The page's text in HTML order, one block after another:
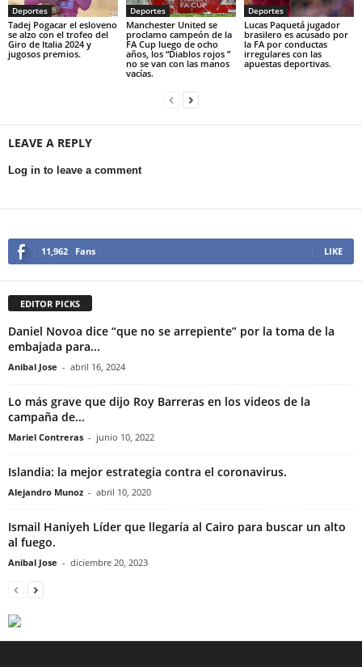
Deportes
Tadej Pogacar el esloveno
se alzo con el trofeo del
Giro de Italia 2024 y
jugosos premios.
Deportes
Manchester United se
proclamo campeón de la
FA Cup luego de ocho
años, los “Diablos rojos ”
no se van con las manos
vacías.
Deportes
Lucas Paquetá jugador
brasilero es acusado por
la FA por conductas
irregulares con las
apuestas deportivas.
LEAVE A REPLY
Log in to leave a comment
11,962 Fans LIKE
EDITOR PICKS
Daniel Novoa dice “que no se arrepiente” por la toma de la
embajada para...
Anibal Jose - abril 16, 2024
Lo más grave que dijo Roy Barreras en los videos de la
campaña de...
Mariel Contreras - junio 10, 2022
Islandia: la mejor estrategia contra el coronavirus.
Alejandro Munoz - abril 10, 2020
Ismail Haniyeh Líder que llegaría al Cairo para buscar un alto
al fuego.
Anibal Jose - diciembre 20, 2023